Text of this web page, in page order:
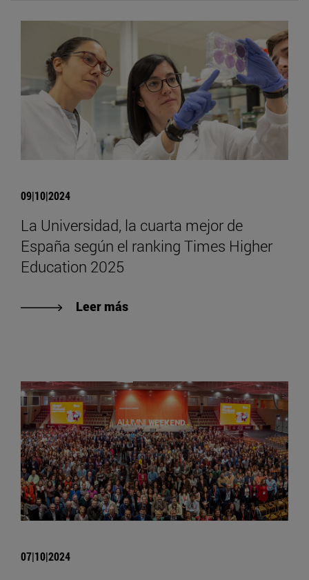
09|10|2024
La Universidad, la cuarta mejor de
España según el ranking Times Higher
Education 2025
Leer más
07|10|2024